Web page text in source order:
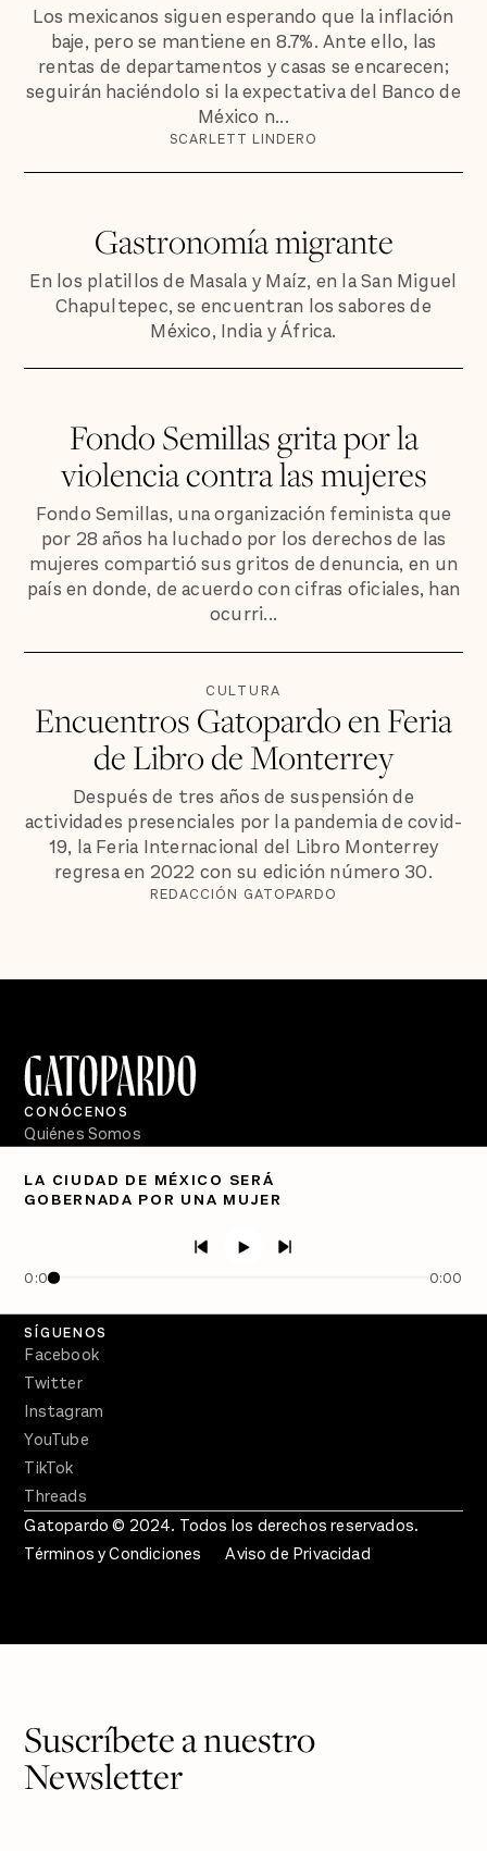
Los mexicanos siguen esperando que la inflación
baje, pero se mantiene en 8.7%. Ante ello, las
rentas de departamentos y casas se encarecen;
seguirán haciéndolo si la expectativa del Banco de
México n...
SCARLETT LINDERO
Gastronomía migrante
En los platillos de Masala y Maíz, en la San Miguel
Chapultepec, se encuentran los sabores de
México, India y África.
Fondo Semillas grita por la
violencia contra las mujeres
Fondo Semillas, una organización feminista que
por 28 años ha luchado por los derechos de las
mujeres compartió sus gritos de denuncia, en un
país en donde, de acuerdo con cifras oficiales, han
ocurri...
CULTURA
Encuentros Gatopardo en Feria
de Libro de Monterrey
Después de tres años de suspensión de
actividades presenciales por la pandemia de covid-
19, la Feria Internacional del Libro Monterrey
regresa en 2022 con su edición número 30.
REDACCIÓN GATOPARDO
LA CIUDAD DE MÉXICO SERÁ
GOBERNADA POR UNA MUJER
0:00 0:00
CONÓCENOS
Quiénes Somos
PÓDCASTS
Crecer en Distopía
SÍGUENOS
Facebook
Twitter
Instagram
YouTube
TikTok
Threads
Gatopardo © 2024. Todos los derechos reservados.
Términos y Condiciones
Aviso de Privacidad
Suscríbete a nuestro
Newsletter